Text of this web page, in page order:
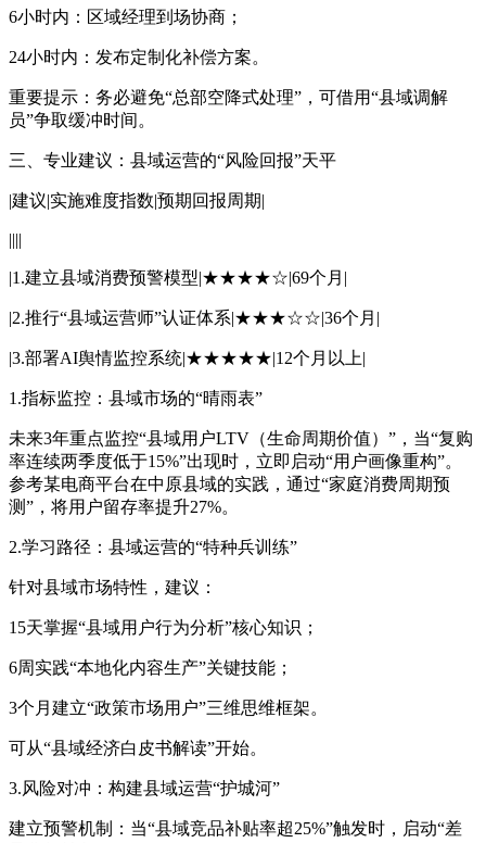
6小时内：区域经理到场协商；
24小时内：发布定制化补偿方案。
重要提示：务必避免“总部空降式处理”，可借用“县域调解
员”争取缓冲时间。
三、专业建议：县域运营的“风险回报”天平
|建议|实施难度指数|预期回报周期|
||||
|1.建立县域消费预警模型|★★★★☆|69个月|
|2.推行“县域运营师”认证体系|★★★☆☆|36个月|
|3.部署AI舆情监控系统|★★★★★|12个月以上|
1.指标监控：县域市场的“晴雨表”
未来3年重点监控“县域用户LTV（生命周期价值）”，当“复购
率连续两季度低于15%”出现时，立即启动“用户画像重构”。
参考某电商平台在中原县域的实践，通过“家庭消费周期预
测”，将用户留存率提升27%。
2.学习路径：县域运营的“特种兵训练”
针对县域市场特性，建议：
15天掌握“县域用户行为分析”核心知识；
6周实践“本地化内容生产”关键技能；
3个月建立“政策市场用户”三维思维框架。
可从“县域经济白皮书解读”开始。
3.风险对冲：构建县域运营“护城河”
建立预警机制：当“县域竞品补贴率超25%”触发时，启动“差